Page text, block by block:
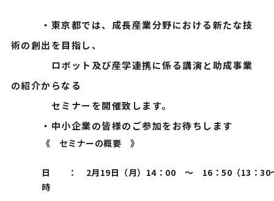
・東京都では、成長産業分野における新たな技
術の創出を目指し、
ロボット及び産学連携に係る講演と助成事業
の紹介からなる
セミナーを開催致します。
・中小企業の皆様のご参加をお待ちします
《 セミナーの概要 》
日
時
： 2月19日（月）14：00 ～ 16：50（13：30